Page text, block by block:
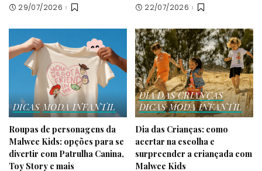
29/07/2026 22/07/2026
DICAS MODA INFANTIL
Roupas de personagens da
Malwee Kids: opções para se
divertir com Patrulha Canina,
Toy Story e mais
DIA DAS CRIANÇAS
DICAS MODA INFANTIL
Dia das Crianças: como
acertar na escolha e
surpreender a criançada com
Malwee Kids